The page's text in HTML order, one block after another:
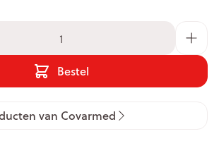
Bestel
van Covarmed